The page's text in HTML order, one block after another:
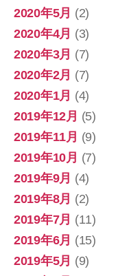
2020年5月 (2)
2020年4月 (3)
2020年3月 (7)
2020年2月 (7)
2020年1月 (4)
2019年12月 (5)
2019年11月 (9)
2019年10月 (7)
2019年9月 (4)
2019年8月 (2)
2019年7月 (11)
2019年6月 (15)
2019年5月 (9)